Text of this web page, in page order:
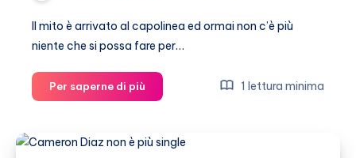
Il mito è arrivato al capolinea ed ormai non c’è più
niente che si possa fare per…
Per saperne di più
Newman:
morire
1 lettura minima